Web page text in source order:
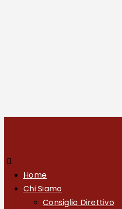
Home
Chi Siamo
Consiglio Direttivo